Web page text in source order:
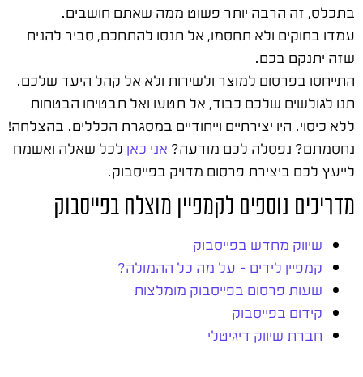
בתכלס, זה הרבה יותר פשוט ממה שאתם חושבים.
עמדו בחוקים ולא תחסמו, אל תנסו להתחכם, סביר להניח
שזה יתנקם בכם.
התייחסו בפרסום למוצר ולשירות ולא אל קהל היעד שלכם.
תנו לגולשים שלכם כבוד, אל תטעו ואל תבטיחו הבטחות
ללא כיסוי. היו יצירתיים וייחודיים במסגרת הכללים. בהצלחה!
נחסמתם? נפסלה לכם מודעה? אני כאן לכל שאלה ואשמח
לייעץ לכם ביצירת פרסום מדויק בפייסבוק.
מדריכים נוספים לקמפיין מוצלח בפייסבוק
שיווק מחדש בפייסבוק
קמפיין לידים – על מה כל ההמולה?
שעות פרסום בפייסבוק מומלצות
קידום בפייסבוק
חברת שיווק דיגיטלי